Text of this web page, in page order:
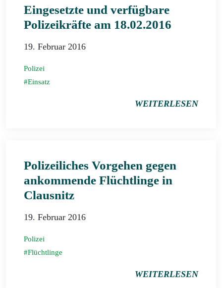
Eingesetzte und verfügbare
Polizeikräfte am 18.02.2016
19. Februar 2016
Polizei
Einsatz
WEITERLESEN
Polizeiliches Vorgehen gegen
ankommende Flüchtlinge in
Clausnitz
19. Februar 2016
Polizei
Flüchtlinge
WEITERLESEN